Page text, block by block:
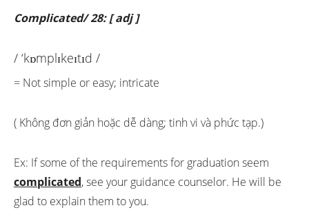
Complicated/ 28: [ adj ]
/ ‘kɒmplɪkeɪtɪd /
= Not simple or easy; intricate
( Không đơn giản hoặc dễ dàng; tinh vi và phức tạp.)
Ex: If some of the requirements for graduation seem
complicated, see your guidance counselor. He will be
glad to explain them to you.